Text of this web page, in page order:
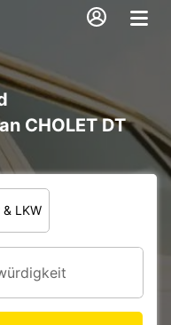
CHOLET DT
LKW